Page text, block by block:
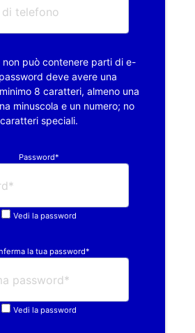
non può contenere parti di e-
deve avere una
8 caratteri, almeno una
minuscola e un numero; no
caratteri speciali.
Password*
Vedi la password
la tua password*
Vedi la password